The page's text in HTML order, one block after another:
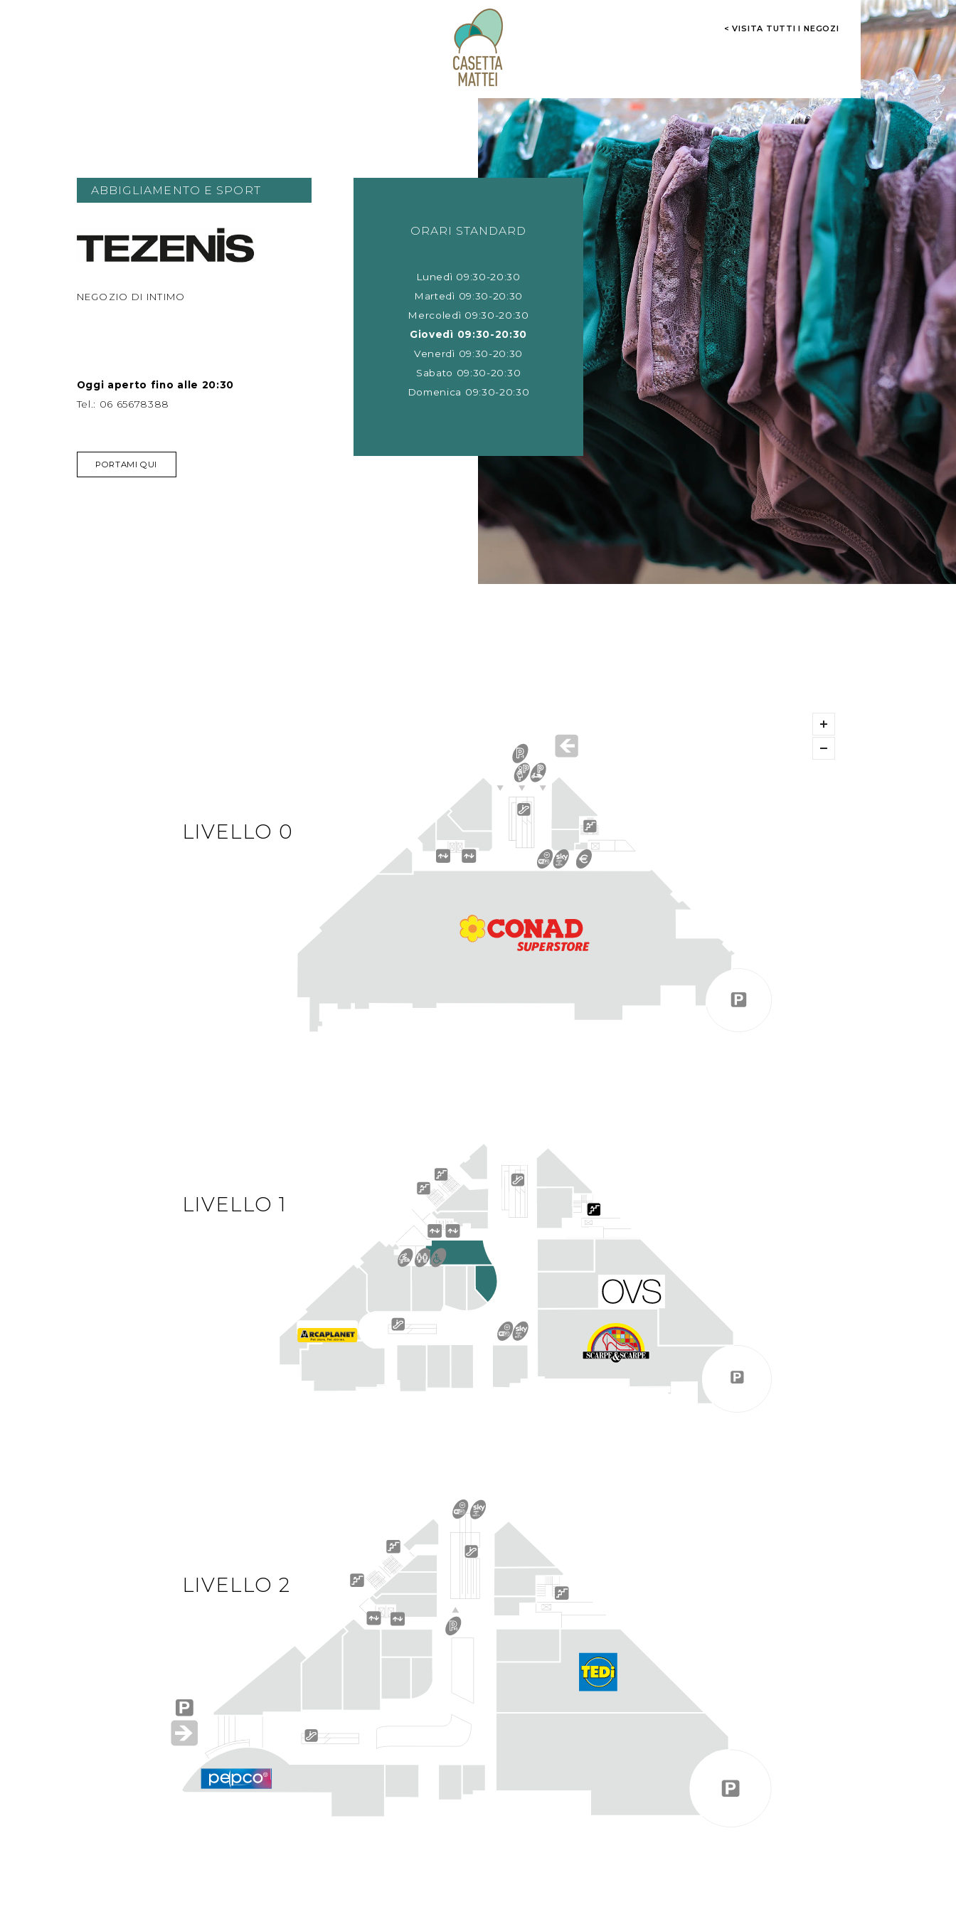
< VISITA TUTTI I NEGOZI
ABBIGLIAMENTO E SPORT
NEGOZIO DI INTIMO
Oggi aperto fino alle 20:30
Tel.: 06 65678388
PORTAMI QUI
ORARI STANDARD
Lunedì 09:30-20:30
Martedì 09:30-20:30
Mercoledì 09:30-20:30
Giovedì 09:30-20:30
Venerdì 09:30-20:30
Sabato 09:30-20:30
Domenica 09:30-20:30
LIVELLO 0
LIVELLO 2
LIVELLO 1